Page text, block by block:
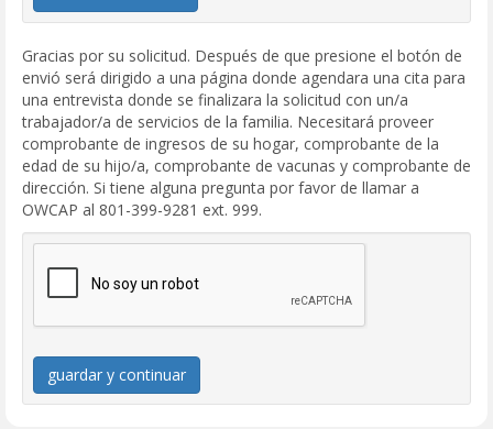
Gracias por su solicitud. Después de que presione el botón de
envió será dirigido a una página donde agendara una cita para
una entrevista donde se finalizara la solicitud con un/a
trabajador/a de servicios de la familia. Necesitará proveer
comprobante de ingresos de su hogar, comprobante de la
edad de su hijo/a, comprobante de vacunas y comprobante de
dirección. Si tiene alguna pregunta por favor de llamar a
OWCAP al 801-399-9281 ext. 999.